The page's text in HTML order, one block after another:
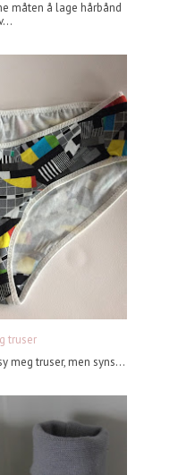
måten å lage hårbånd
truser
meg truser, men syns...